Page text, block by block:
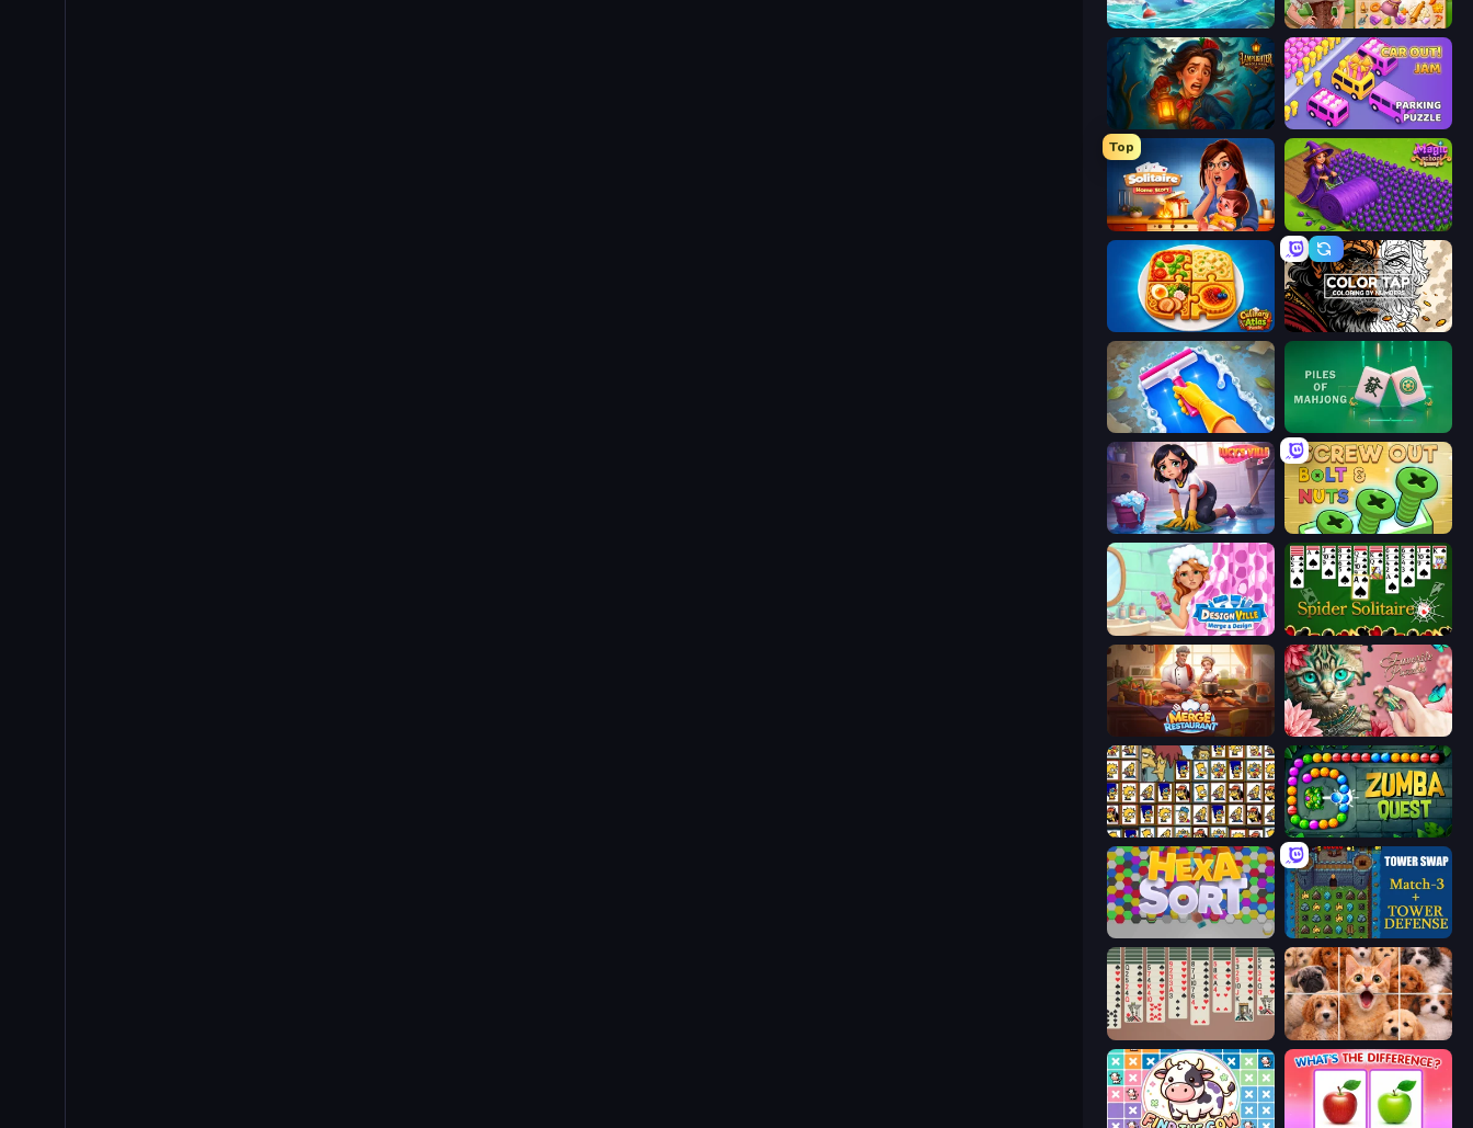
Tropical Merge My Castle: Merge & Story
Lamplighter: Merge & Magic Car OUT! Jam Parking Puzzle
Top
Solitaire Home Story Magic School
Culinary Atlas Color Tap: Coloring by Numbers
Hotel Rush: Merge Story Piles of Mahjong
Lucy’s Ville Screw Out: Bolts and Nuts
Designville: Merge & Design Spider Solitaire
Merge Restaurant Favorite Puzzles
Tiles of the Simpsons Zumba Quest
Tower Swap
Spider Solitaire 2 Suits Jigpic Solitaire